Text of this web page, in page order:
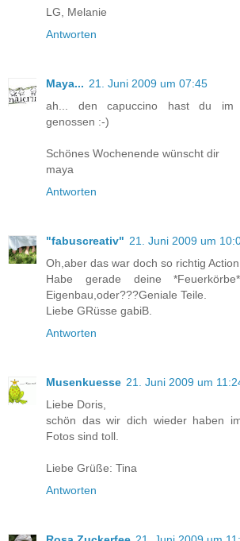
LG, Melanie
Antworten
Maya... 21. Juni 2009 um 07:45
ah... den capuccino hast du im
genossen :-)
Schönes Wochenende wünscht dir
maya
Antworten
"fabuscreativ" 21. Juni 2009 um
Oh,aber das war doch so richtig
Habe gerade deine
Eigenbau,oder???Geniale Teile.
Liebe GRüsse gabiB.
Antworten
Musenkuesse 21. Juni 2009 um
Liebe Doris,
schön das wir dich wieder haben
Fotos sind toll.
Liebe Grüße: Tina
Antworten